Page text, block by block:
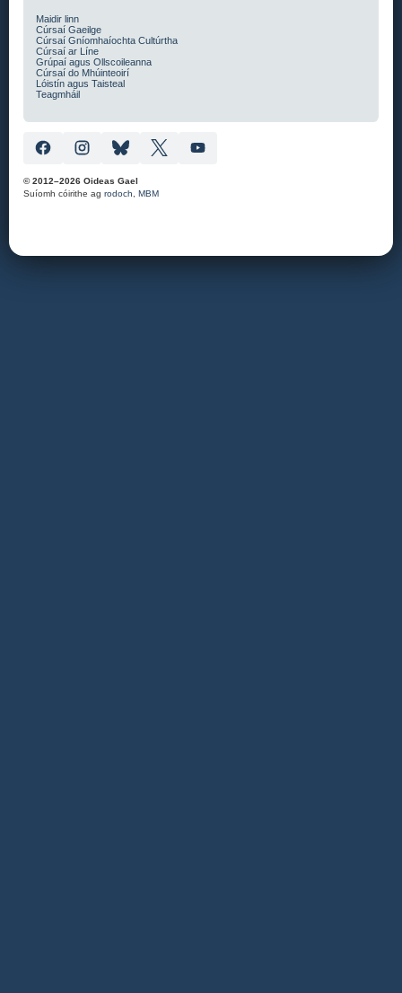
Maidir linn
Cúrsaí Gaeilge
Cúrsaí Gníomhaíochta Cultúrtha
Cúrsaí ar Líne
Grúpaí agus Ollscoileanna
Cúrsaí do Mhúinteoirí
Lóistín agus Taisteal
Teagmháil
© 2012–2026 Oideas Gael
Suíomh cóirithe agrodoch, MBM